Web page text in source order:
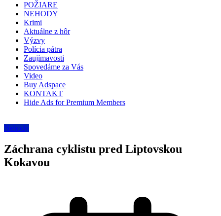
POŽIARE
NEHODY
Krimi
Aktuálne z hôr
Výzvy
Polícia pátra
Zaujímavosti
Spovedáme za Vás
Video
Buy Adspace
KONTAKT
Hide Ads for Premium Members
Nehody
Záchrana cyklistu pred Liptovskou
Kokavou